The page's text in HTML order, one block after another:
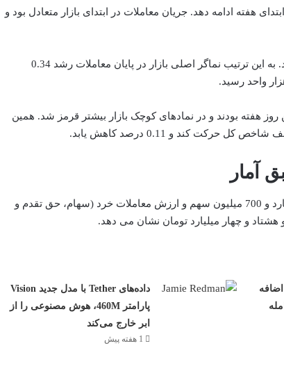
هفته ادامه دهد. جریان معاملات در ابتدای بازار متعادل بود و
با این حال، بازار در نیمه دوم احیا شد و صعودی شد. به این ترتیب نماگر اصلی بازار در پایان معاملات رشد 0.34
هفته بودند و در نمادهای کوچک بازار بیشتر قرمز شد. همین
کند و 0.11 درصد کاهش یابد.
آمار
تابلوی بورس تهران حجم معاملات امروز هفت میلیارد و 700 میلیون سهم و ارزش معاملات خرد (سهام، حق تقدم و
و چهار میلیارد تومان نشان می دهد.
داده‌های Tether با مدل جدید Vision
پارامتر 460M، هوش مصنوعی را از
ابر خارج می‌کند
1 هفته پیش